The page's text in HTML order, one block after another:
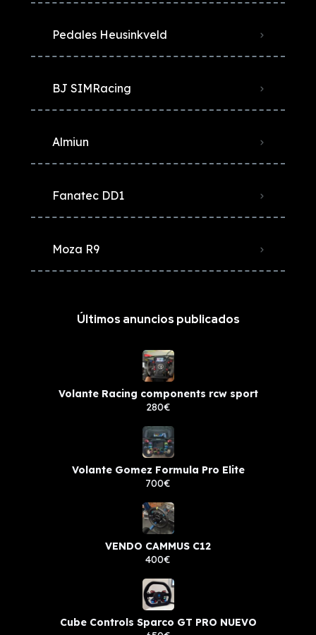
Pedales Heusinkveld
BJ SIMRacing
Almiun
Fanatec DD1
Moza R9
Últimos anuncios publicados
Volante Racing components rcw sport
280€
Volante Gomez Formula Pro Elite
700€
VENDO CAMMUS C12
400€
Cube Controls Sparco GT PRO NUEVO